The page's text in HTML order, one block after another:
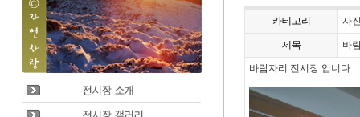
카테고리 사
제목 바
바람자리 전시장 입니다.